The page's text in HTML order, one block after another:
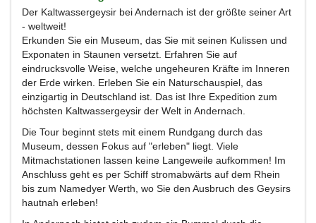
Der Kaltwassergeysir bei Andernach ist der größte seiner Art
- weltweit!
Erkunden Sie ein Museum, das Sie mit seinen Kulissen und
Exponaten in Staunen versetzt. Erfahren Sie auf
eindrucksvolle Weise, welche ungeheuren Kräfte im Inneren
der Erde wirken. Erleben Sie ein Naturschauspiel, das
einzigartig in Deutschland ist. Das ist Ihre Expedition zum
höchsten Kaltwassergeysir der Welt in Andernach.
Die Tour beginnt stets mit einem Rundgang durch das
Museum, dessen Fokus auf "erleben" liegt. Viele
Mitmachstationen lassen keine Langeweile aufkommen! Im
Anschluss geht es per Schiff stromabwärts auf dem Rhein
bis zum Namedyer Werth, wo Sie den Ausbruch des Geysirs
hautnah erleben!